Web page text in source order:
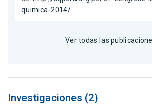
quimica-2014/
Ver todas las
Investigaciones (2)